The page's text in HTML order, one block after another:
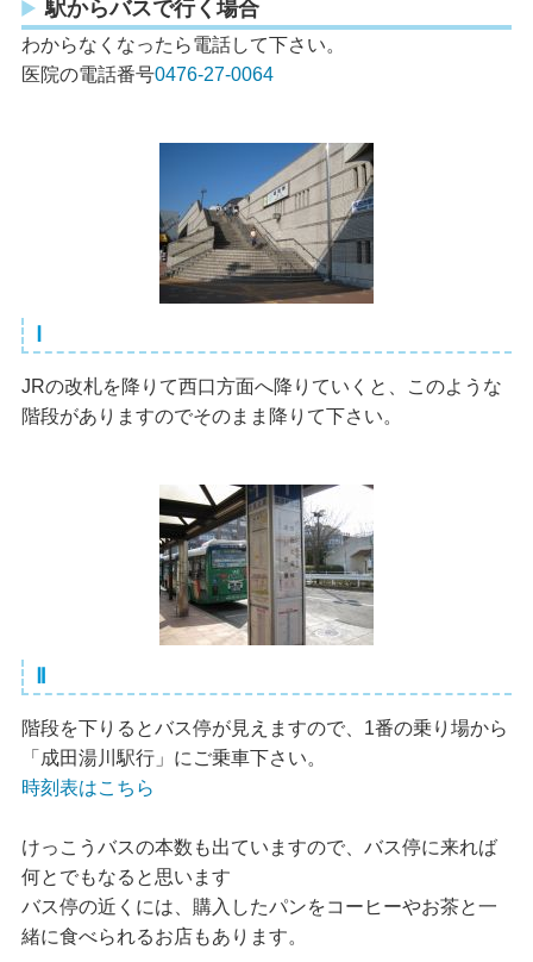
駅からバスで行く場合
わからなくなったら電話して下さい。
医院の電話番号0476-27-0064
JRの改札を降りて西口方面へ降りていくと、このような
階段がありますのでそのまま降りて下さい。
階段を下りるとバス停が見えますので、1番の乗り場から
「成田湯川駅行」にご乗車下さい。
時刻表はこちら
けっこうバスの本数も出ていますので、バス停に来れば
何とでもなると思います
バス停の近くには、購入したパンをコーヒーやお茶と一
緒に食べられるお店もあります。